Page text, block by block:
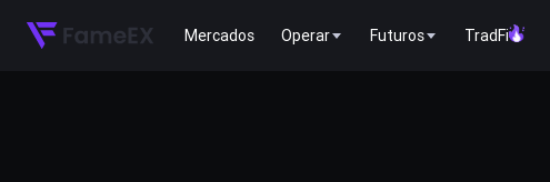
Mercados Operar Futuros TradFi